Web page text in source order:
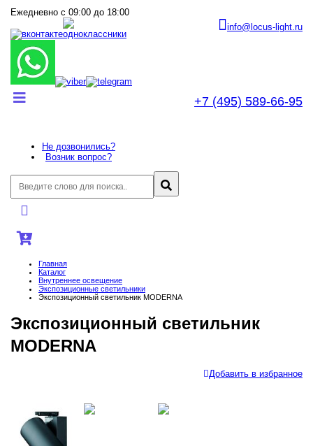
Ежедневно с 09:00 до 18:00
info@locus-light.ru
+7 (495) 589-66-95
Не дозвонились?
Возник вопрос?
Главная
Каталог
Внутреннее оcвещение
Экспозиционные светильники
Экспозиционный светильник MODERNA
Экспозиционный светильник
MODERNA
Добавить в избранное